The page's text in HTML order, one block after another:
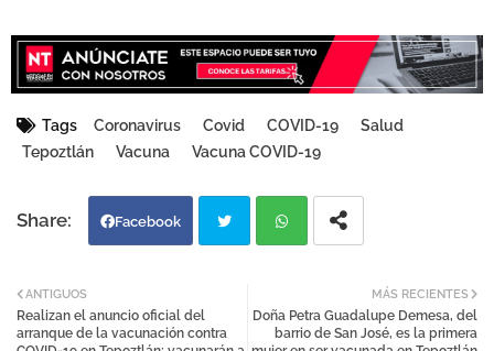
Tags Coronavirus Covid COVID-19
Salud
Tepoztlán
Vacuna Vacuna COVID-19
Facebook
atsa
MÁS RECIENTES
Doña Petra Guadalupe Demesa, del
barrio de San José, es la primera
ANTIGUOS
Realizan el anuncio oficial del
arranque de la vacunación contra